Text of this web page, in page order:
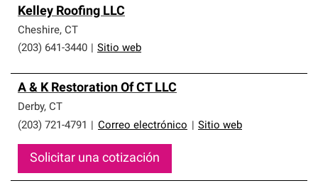
Kelley Roofing LLC
Cheshire, CT
(203) 641-3440
Sitio web
A & K Restoration Of CT LLC
Derby, CT
(203) 721-4791
Correo electrónico Sitio web
Solicitar una cotización